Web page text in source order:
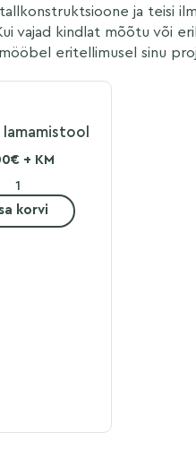
ja teisi
vajad kindlat mõõtu või
eritellimusel sinu
lamamistool
+ KM
korvi